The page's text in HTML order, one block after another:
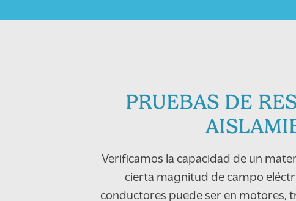
PRUEBAS DE
Verificamos la capacidad de un
cierta magnitud de campo
conductores puede ser en motores,